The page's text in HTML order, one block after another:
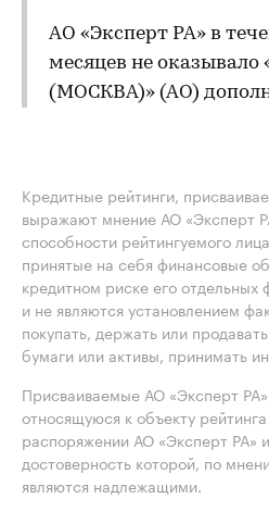
АО «Эксперт РА» в
месяцев не
(МОСКВА)» (АО)
Кредитные рейтинги,
выражают мнение АО «Эксперт
способности рейтингуемого
принятые на себя финансовые
кредитном риске его отдельных
и не являются установлением
покупать, держать или
бумаги или активы, принимать
Присваиваемые АО «Эксперт
относящуюся к объекту
распоряжении АО «Эксперт РА»
достоверность которой, по
являются надлежащими.